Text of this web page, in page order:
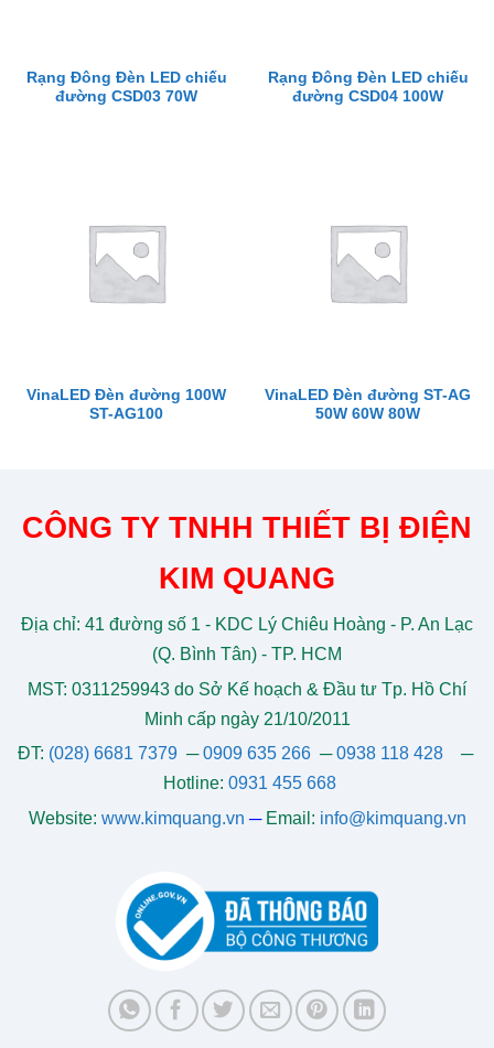
Rạng Đông Đèn LED chiếu
đường CSD03 70W
Rạng Đông Đèn LED chiếu
đường CSD04 100W
VinaLED Đèn đường 100W
ST-AG100
VinaLED Đèn đường ST-AG
50W 60W 80W
CÔNG TY TNHH THIẾT BỊ ĐIỆN
KIM QUANG
Địa chỉ: 41 đường số 1 - KDC Lý Chiêu Hoàng - P. An Lạc
(Q. Bình Tân) - TP. HCM
MST: 0311259943 do Sở Kế hoạch & Đầu tư Tp. Hồ Chí
Minh cấp ngày 21/10/2011
ĐT: (028) 6681 7379 ─0909 635 266─0938 118 428─
Hotline: 0931 455 668
Website: www.kimquang.vn ─ Email: info@kimquang.vn